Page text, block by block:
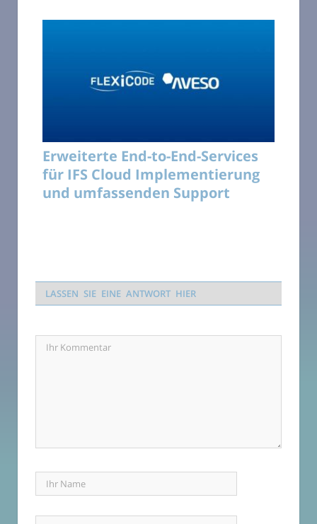
Erweiterte End-to-End-Services
für IFS Cloud Implementierung
und umfassenden Support
LASSEN SIE EINE ANTWORT HIER